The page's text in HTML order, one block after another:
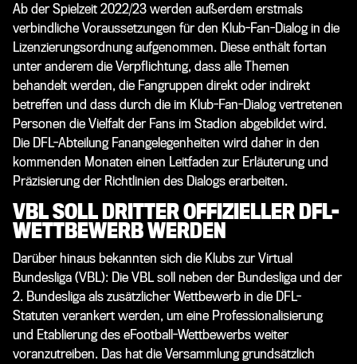
Ab der Spielzeit 2022/23 werden außerdem erstmals
verbindliche Voraussetzungen für den Klub-Fan-Dialog in die
Lizenzierungsordnung aufgenommen. Diese enthält fortan
unter anderem die Verpflichtung, dass alle Themen
behandelt werden, die Fangruppen direkt oder indirekt
betreffen und dass durch die im Klub-Fan-Dialog vertretenen
Personen die Vielfalt der Fans im Stadion abgebildet wird.
Die DFL-Abteilung Fanangelegenheiten wird daher in den
kommenden Monaten einen Leitfaden zur Erläuterung und
Präzisierung der Richtlinien des Dialogs erarbeiten.
VBL SOLL DRITTER OFFIZIELLER DFL-
WETTBEWERB WERDEN
Darüber hinaus bekannten sich die Klubs zur Virtual
Bundesliga (VBL): Die VBL soll neben der Bundesliga und der
2. Bundesliga als zusätzlicher Wettbewerb in die DFL-
Statuten verankert werden, um eine Professionalisierung
und Etablierung des eFootball-Wettbewerbs weiter
voranzutreiben. Das hat die Versammlung grundsätzlich